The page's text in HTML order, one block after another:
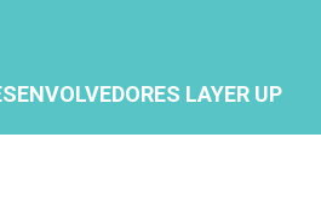
LAYER UP